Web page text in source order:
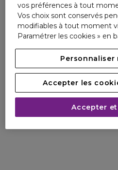
vos préférences à tout
Vos choix sont conservés
modifiables à tout moment
Paramétrer les cookies » en
Personnaliser
Accepter les
Accepter